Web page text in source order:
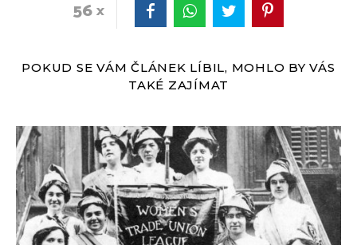
56
POKUD SE VÁM ČLÁNEK LÍBIL, MOHLO BY VÁS
TAKÉ ZAJÍMAT